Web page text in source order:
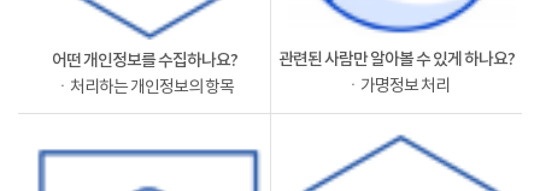
어떤 개인정보를 수집하나요?
ㆍ처리하는 개인정보의 항목
관련된 사람만 알아볼 수 있게 하나요?
ㆍ가명정보 처리